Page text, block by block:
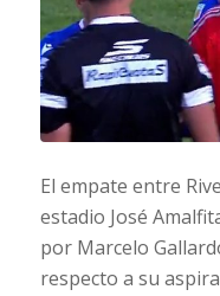
El empate entre
estadio José
por Marcelo
respecto a su